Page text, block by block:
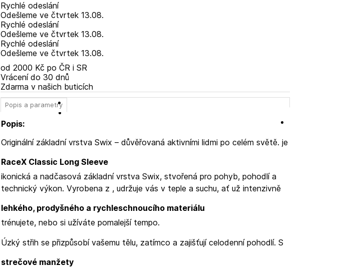
Rychlé odeslání
Odešleme ve čtvrtek13.08.
Rychlé odeslání
Odešleme ve čtvrtek13.08.
Rychlé odeslání
Odešleme ve čtvrtek13.08.
od 2000 Kč po ČR i SR
Vrácení do 30 dnů
Zdarma v našich buticích
Popis a parametry
Popis:
Originální základní vrstva Swix – důvěřovaná aktivními lidmi po celém světě.
RaceX Classic Long Sleeve
je
ikonická a nadčasová základní vrstva Swix, stvořená pro pohyb, pohodlí a
technický výkon. Vyrobena z
lehkého, prodyšného a rychleschnoucího materiálu
, udržuje vás v teple a suchu, ať už intenzivně
trénujete, nebo si užíváte pomalejší tempo.
Úzký střih se přizpůsobí vašemu tělu, zatímco
strečové manžety
a zajišťují celodenní pohodlí. S